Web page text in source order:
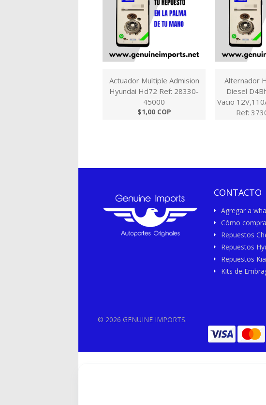
Actuador Multiple Admision
Hyundai Hd72 Ref: 28330-
45000
$1,00 COP
Alternador
Diesel
Vacio
Ref:
CONTACTO
Agregar a
Cómo
Repuestos
Repuestos
Repuestos Kia
Kits de
© 2026 GENUINE IMPORTS.